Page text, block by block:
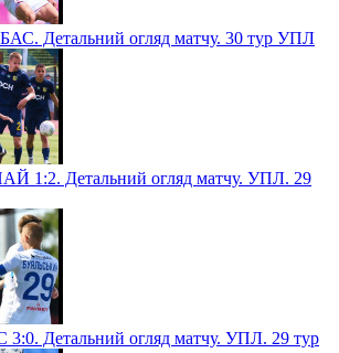
Детальний огляд матчу. 30 тур УПЛ
1:2. Детальний огляд матчу. УПЛ. 29
Детальний огляд матчу. УПЛ. 29 тур